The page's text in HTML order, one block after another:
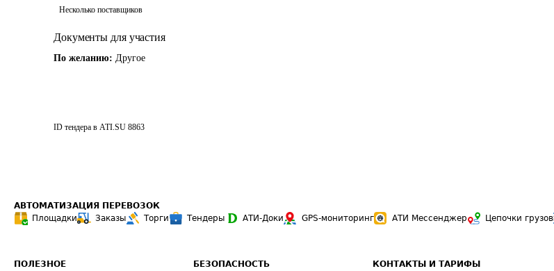
Несколько поставщиков
Документы для участия
По желанию: Другое
ID тендера в ATI.SU 8863
АВТОМАТИЗАЦИЯ ПЕРЕВОЗОК
Площадки
Заказы Торги Тендеры АТИ-Доки GPS-мониторинг АТИ Мессенджер Цепочки грузов
ПОЛЕЗНОЕ БЕЗОПАСНОСТЬ КОНТАКТЫ И ТАРИФЫ